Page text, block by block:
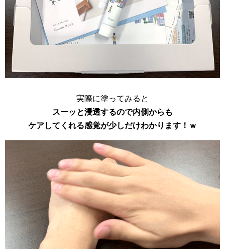
実際に塗ってみると
スーッと浸透するので内側からも
ケアしてくれる感覚が少しだけわかります！ｗ